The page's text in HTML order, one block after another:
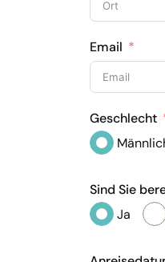
Email
Geschlecht
Sind Sie
Ja